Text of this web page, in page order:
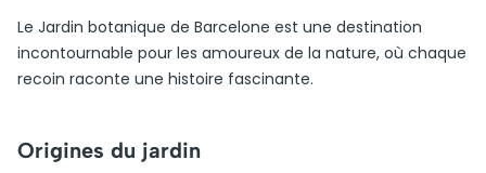
Le Jardin botanique de Barcelone est une destination
incontournable pour les amoureux de la nature, où chaque
recoin raconte une histoire fascinante.
Origines du jardin